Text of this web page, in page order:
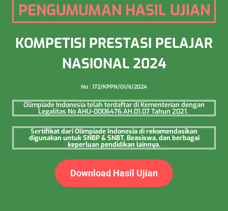
PENGUMUMAN HASIL UJIAN
KOMPETISI PRESTASI PELAJAR
NASIONAL 2024
No : 172/KPPN/OI/II/2024
Olimpiade Indonesia telah terdaftar di Kementerian dengan
Legalitas No AHU-0006476.AH.01.07 Tahun 2021.
Sertifikat dari Olimpiade Indonesia di rekomendasikan
digunakan untuk SNBP & SNBT, Beasiswa, dan berbagai
keperluan pendidikan lainnya.
Download Hasil Ujian